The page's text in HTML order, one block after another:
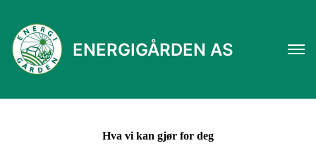
ENERGIGÅRDEN AS
Hva vi kan gjør for deg